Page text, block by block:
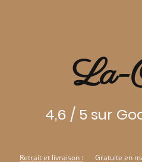
La-
4,6 / 5 sur
Retrait et livraison :
Gratuite en